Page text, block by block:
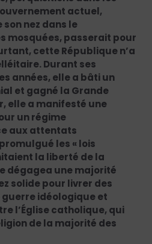
actuel,
nez dans le
mosquées, passerait pour
cette République n’a
Durant ses
années, elle a bâti un
et gagné la Grande
elle a manifesté une
un régime
aux attentats
les « lois
la liberté de la
dégagea une majorité
solide pour livrer des
idéologique et
l’Église catholique, qui
de la majorité des